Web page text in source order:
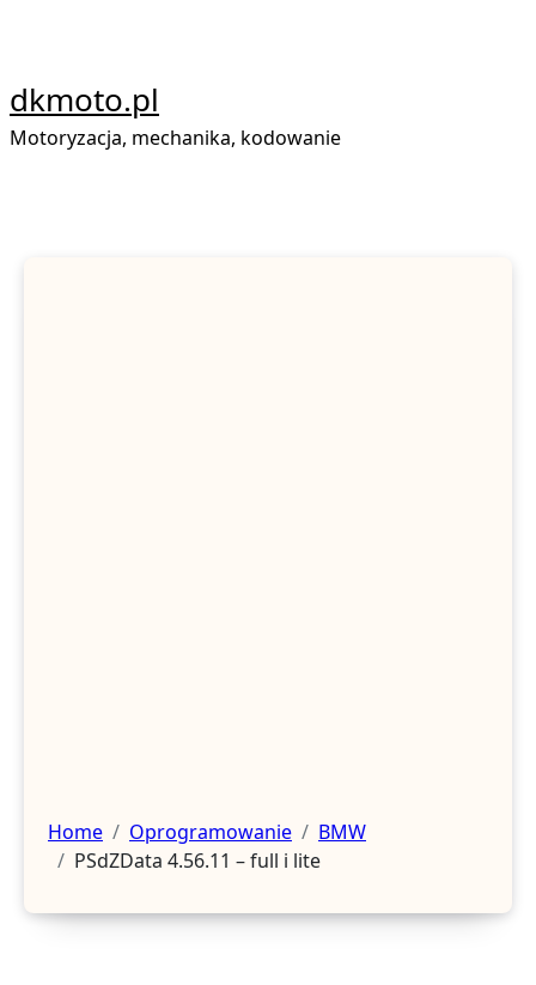
dkmoto.pl
Motoryzacja, mechanika, kodowanie
Home Oprogramowanie
BMW
PSdZData 4.56.11 – full i lite